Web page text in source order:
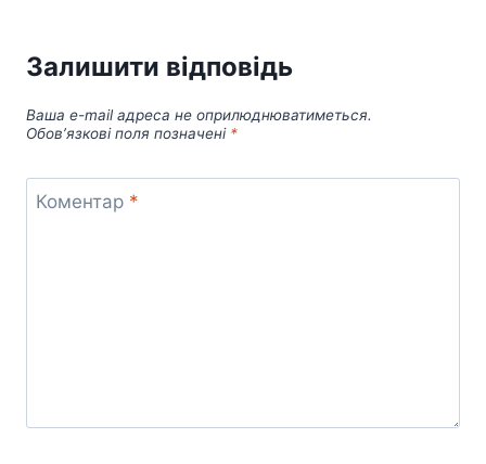
Залишити відповідь
Ваша e-mail адреса не оприлюднюватиметься.
Обов’язкові поля позначені *
Коментар *